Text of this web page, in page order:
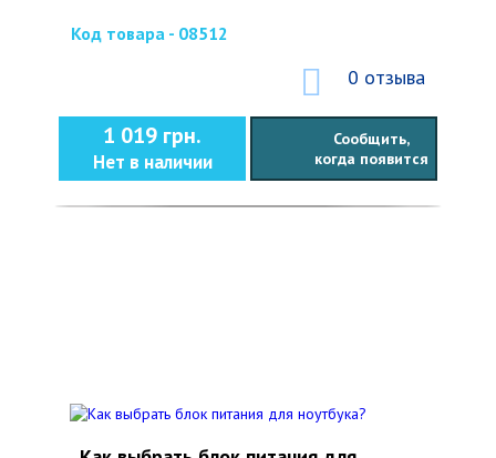
Код товара - 08512
0 отзыва
1 019 грн.
Нет в наличии
Сообщить,
когда появится